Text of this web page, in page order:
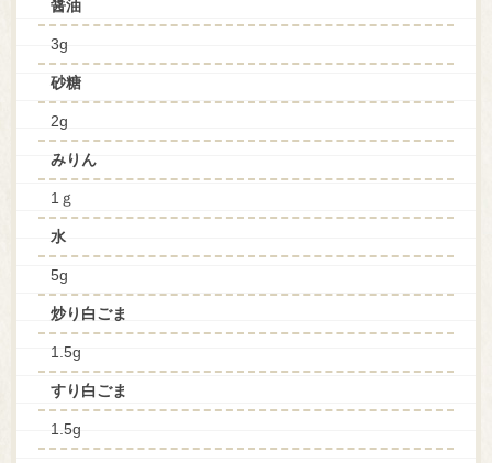
醤油
3g
砂糖
2g
みりん
1ｇ
水
5g
炒り白ごま
1.5g
すり白ごま
1.5g